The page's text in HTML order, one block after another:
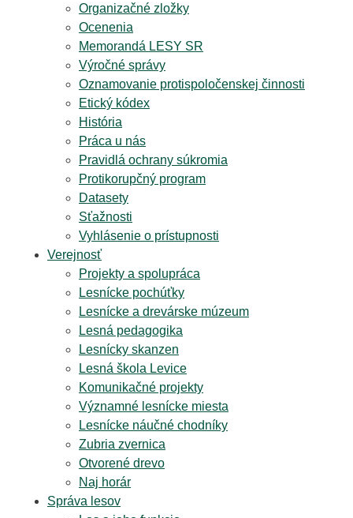
Organizačné zložky
Ocenenia
Memorandá LESY SR
Výročné správy
Oznamovanie protispoločenskej činnosti
Etický kódex
História
Práca u nás
Pravidlá ochrany súkromia
Protikorupčný program
Datasety
Sťažnosti
Vyhlásenie o prístupnosti
Verejnosť
Projekty a spolupráca
Lesnícke pochúťky
Lesnícke a drevárske múzeum
Lesná pedagogika
Lesnícky skanzen
Lesná škola Levice
Komunikačné projekty
Významné lesnícke miesta
Lesnícke náučné chodníky
Zubria zvernica
Otvorené drevo
Naj horár
Správa lesov